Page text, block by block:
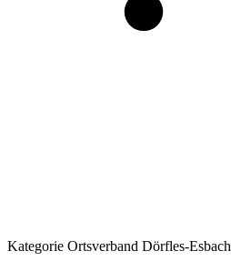
Kategorie Ortsverband Dörfles-Esbach